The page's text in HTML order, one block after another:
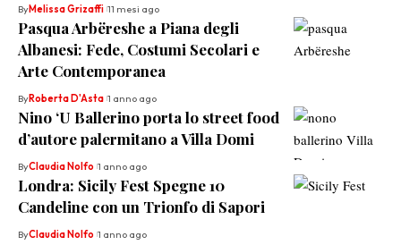
ByMelissa Grizaffi 11 mesi ago
Pasqua Arbëreshe a Piana degli
Albanesi: Fede, Costumi Secolari e
Arte Contemporanea
ByRoberta D'Asta 1 anno ago
Nino ‘U Ballerino porta lo street food
d’autore palermitano a Villa Domi
ByClaudia Nolfo 1 anno ago
Londra: Sicily Fest Spegne 10
Candeline con un Trionfo di Sapori
ByClaudia Nolfo 1 anno ago